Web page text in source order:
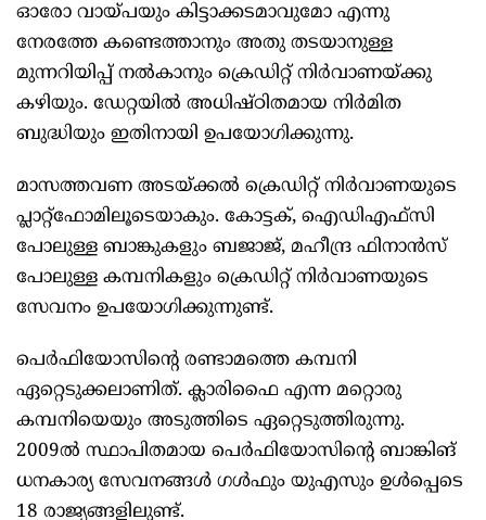
ഓരോ വായ്പയും കിട്ടാക്കടമാവുമോ എന്നു
നേരത്തേ കണ്ടെത്താനും അതു തടയാനുള്ള
മുന്നറിയിപ്പ് നൽകാനും ക്രെഡിറ്റ് നിർവാണയ്ക്കു
കഴിയും. ഡേറ്റയിൽ അധിഷ്ഠിതമായ നിർമിത
ബുദ്ധിയും ഇതിനായി ഉപയോഗിക്കുന്നു.
മാസത്തവണ അടയ്ക്കൽ ക്രെഡിറ്റ് നിർവാണയുടെ
പ്ലാറ്റ്ഫോമിലൂടെയാകും. കോട്ടക്, ഐഡിഎഫ്സി
പോലുള്ള ബാങ്കുകളും ബജാജ്, മഹീന്ദ്ര ഫിനാൻസ്
പോലുള്ള കമ്പനികളും ക്രെഡിറ്റ് നിർവാണയുടെ
സേവനം ഉപയോഗിക്കുന്നുണ്ട്.
പെർഫിയോസിന്റെ രണ്ടാമത്തെ കമ്പനി
ഏറ്റെടുക്കലാണിത്. ക്ലാരിഫൈ എന്ന മറ്റൊരു
കമ്പനിയെയും അടുത്തിടെ ഏറ്റെടുത്തിരുന്നു.
2009ൽ സ്ഥാപിതമായ പെർഫിയോസിന്റെ ബാങ്കിങ്
ധനകാര്യ സേവനങ്ങൾ ഗൾഫും യുഎസും ഉൾപ്പെടെ
18 രാജ്യങ്ങളിലുണ്ട്.